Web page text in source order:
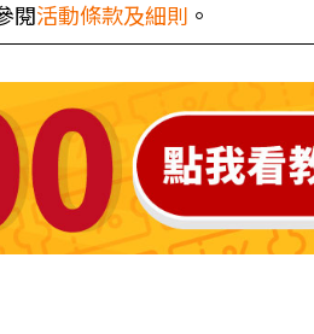
閱活動條款及細則 。